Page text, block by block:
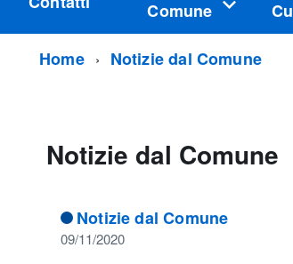
Comune
Home Notizie dal Comune
Notizie dal Comune
Notizie dal Comune
09/11/2020